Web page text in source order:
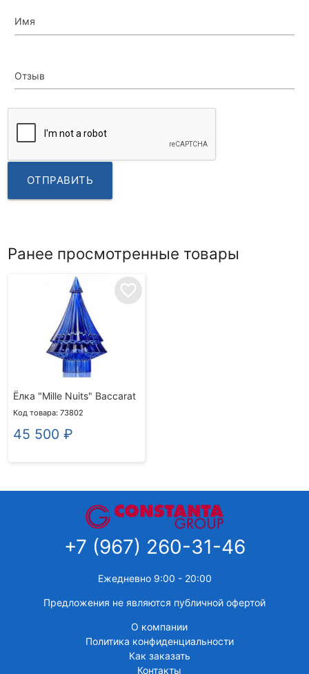
Имя
Отзыв
ОТПРАВИТЬ
Ранее просмотренные товары
favorite_border
Ёлка "Mille Nuits" Baccarat
Код товара: 73802
45 500 ₽
+7 (967) 260-31-46
Ежедневно 9:00 - 20:00
Предложения не являются публичной офертой
О компании
Политика конфиденциальности
Как заказать
Контакты